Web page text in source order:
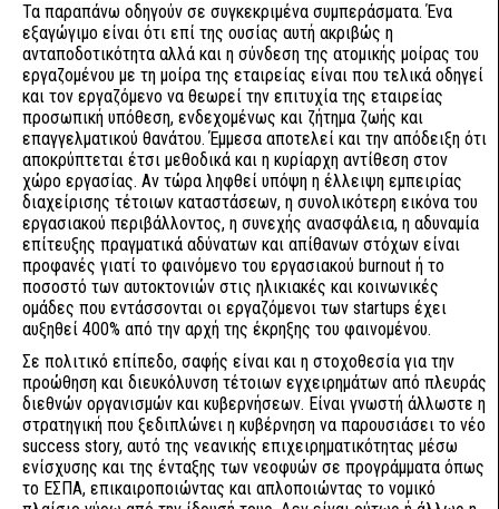
Τα παραπάνω οδηγούν σε συγκεκριμένα συμπεράσματα. Ένα
εξαγώγιμο είναι ότι επί της ουσίας αυτή ακριβώς η
ανταποδοτικότητα αλλά και η σύνδεση της ατομικής μοίρας του
εργαζομένου με τη μοίρα της εταιρείας είναι που τελικά οδηγεί
και τον εργαζόμενο να θεωρεί την επιτυχία της εταιρείας
προσωπική υπόθεση, ενδεχομένως και ζήτημα ζωής και
επαγγελματικού θανάτου. Έμμεσα αποτελεί και την απόδειξη ότι
αποκρύπτεται έτσι μεθοδικά και η κυρίαρχη αντίθεση στον
χώρο εργασίας. Αν τώρα ληφθεί υπόψη η έλλειψη εμπειρίας
διαχείρισης τέτοιων καταστάσεων, η συνολικότερη εικόνα του
εργασιακού περιβάλλοντος, η συνεχής ανασφάλεια, η αδυναμία
επίτευξης πραγματικά αδύνατων και απίθανων στόχων είναι
προφανές γιατί το φαινόμενο του εργασιακού burnout ή το
ποσοστό των αυτοκτονιών στις ηλικιακές και κοινωνικές
ομάδες που εντάσσονται οι εργαζόμενοι των startups έχει
αυξηθεί 400% από την αρχή της έκρηξης του φαινομένου.
Σε πολιτικό επίπεδο, σαφής είναι και η στοχοθεσία για την
προώθηση και διευκόλυνση τέτοιων εγχειρημάτων από πλευράς
διεθνών οργανισμών και κυβερνήσεων. Είναι γνωστή άλλωστε η
στρατηγική που ξεδιπλώνει η κυβέρνηση να παρουσιάσει το νέο
success story, αυτό της νεανικής επιχειρηματικότητας μέσω
ενίσχυσης και της ένταξης των νεοφυών σε προγράμματα όπως
το ΕΣΠΑ, επικαιροποιώντας και απλοποιώντας το νομικό